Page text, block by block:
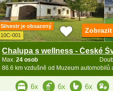
Silvestr je obsazený
10C-001
Max. 24 osob
86.6 km vzdušně od Muzeum automobilů
6x 6x 6x